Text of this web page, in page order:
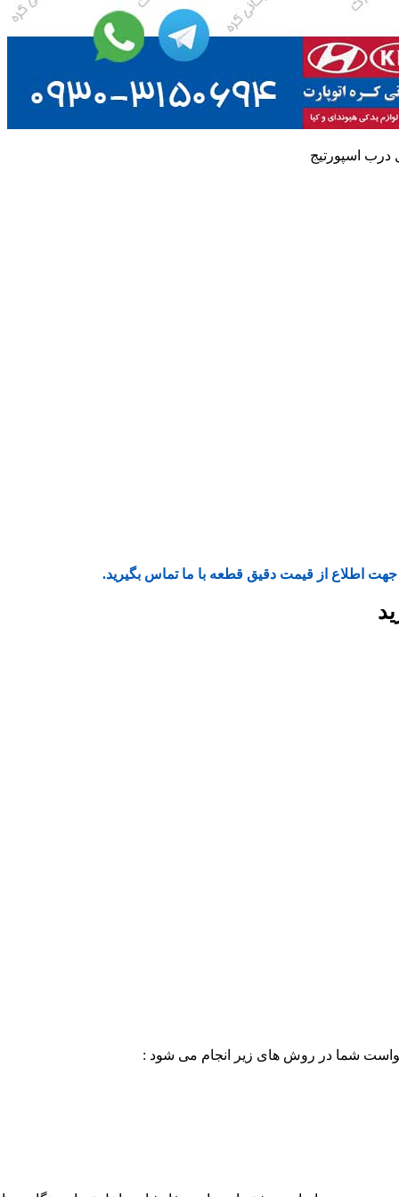
درب اسپورتیج
اطلاع از قیمت دقیق قطعه با ما تماس بگیرید.
شما در روش های زیر انجام می شود :